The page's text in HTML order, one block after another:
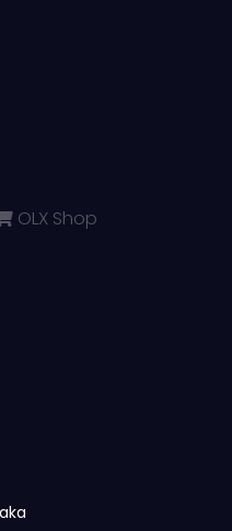
OLX Shop